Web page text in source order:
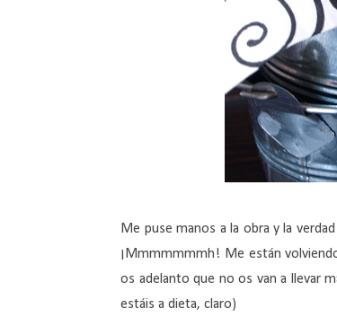
Me puse manos a la obra y la
¡Mmmmmmmh! Me están
os adelanto que no os van a llevar
estáis a dieta, claro)